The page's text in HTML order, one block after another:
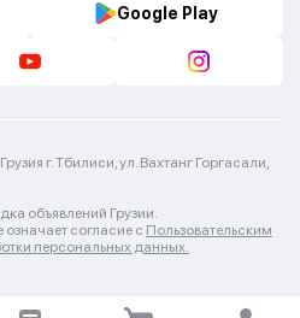
Google Play
г. Тбилиси, ул. Вахтанг Горгасали,
объявлений Грузии.
согласие с Пользовательским
персональных данных.